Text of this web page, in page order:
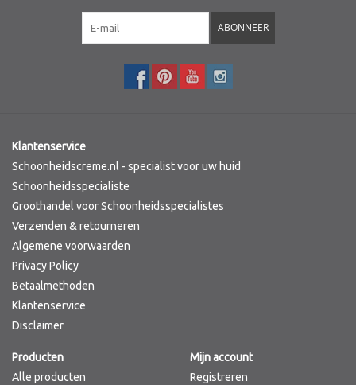
Pascaud
Fusion Meso
PCA SKINCARE
Ekseption Skincare
Blog
Merken
ABONNEER
Klantenservice
Schoonheidscreme.nl - specialist voor uw huid
Schoonheidsspecialiste
Groothandel voor Schoonheidsspecialistes
Verzenden & retourneren
Algemene voorwaarden
Privacy Policy
Betaalmethoden
Klantenservice
Disclaimer
Producten
Alle producten
Mijn account
Registreren